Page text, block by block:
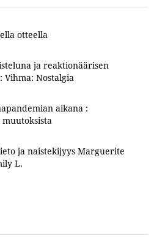
otteella
ja reaktionäärisen
Nostalgia
aikana :
ja naistekijyys Marguerite
L.